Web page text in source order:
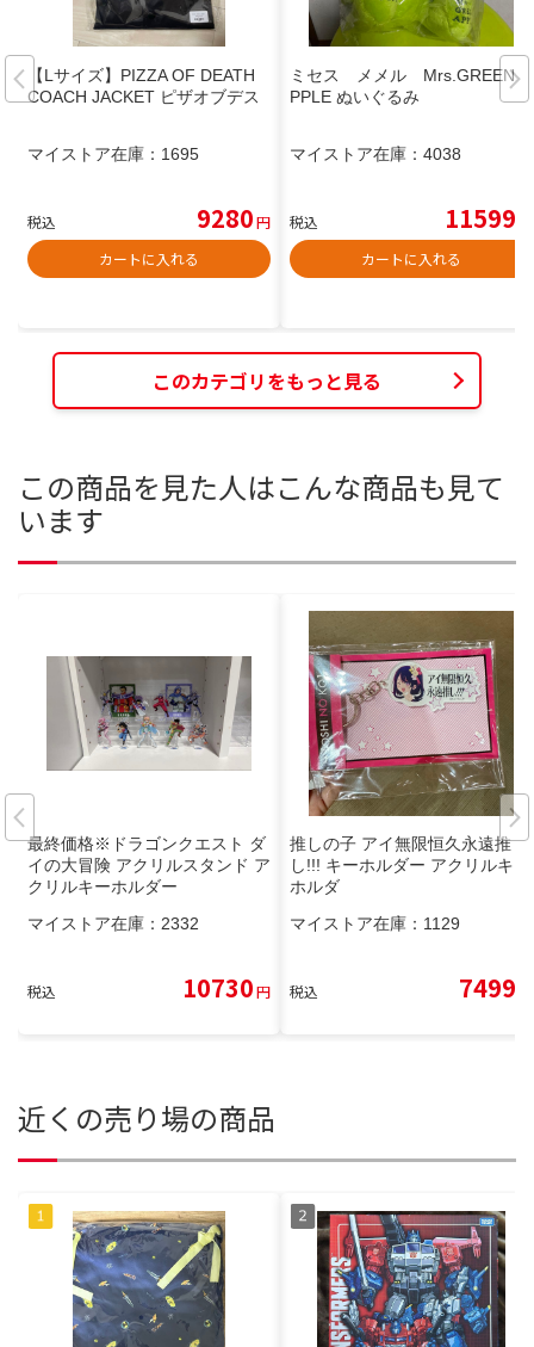
【Lサイズ】PIZZA OF DEATH
COACH JACKET ピザオブデス
マイストア在庫： 1695
税込 9280円
カートに入れる
ミセス メメル Mrs.GREENA
PPLE ぬいぐるみ
マイストア在庫： 4038
税込 11599
カートに入れる
このカテゴリをもっと見る
この商品を見た人はこんな商品も見て
います
最終価格※ドラゴンクエスト ダ
イの大冒険 アクリルスタンド ア
クリルキーホルダー
マイストア在庫： 2332
税込 10730円
推しの子 アイ無限恒久永遠推
し!!! キーホルダー アクリルキー
ホルダ
マイストア在庫： 1129
税込 7499
近くの売り場の商品